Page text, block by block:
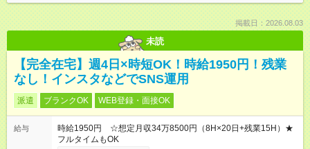
掲載日：2026.08.03
未読
【完全在宅】週4日×時短OK！時給1950円！残業
なし！インスタなどでSNS運用
派遣 ブランクOK WEB登録・面接OK
給与
時給1950円 ☆想定月収34万8500円（8H×20日+残業15H）★
フルタイムもOK